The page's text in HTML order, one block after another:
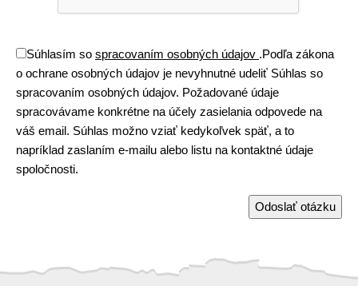
Súhlasím so spracovaním osobných údajov .Podľa zákona
o ochrane osobných údajov je nevyhnutné udeliť Súhlas so
spracovaním osobných údajov. Požadované údaje
spracovávame konkrétne na účely zasielania odpovede na
váš email. Súhlas možno vziať kedykoľvek späť, a to
napríklad zaslaním e-mailu alebo listu na kontaktné údaje
spoločnosti.
Odoslať otázku